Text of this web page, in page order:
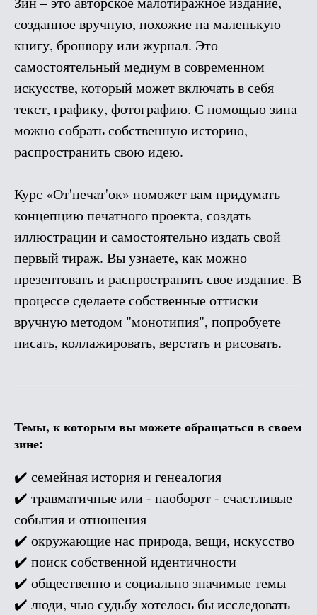
созданное вручную, похожие на маленькую
книгу, брошюру или журнал. Это
самостоятельный медиум в современном
искусстве, который может включать в себя
текст, графику, фотографию. С помощью зина
можно собрать собственную историю,
распространить свою идею.
Курс «От'печат'ок» поможет вам придумать
концепцию печатного проекта, создать
иллюстрации и самостоятельно издать свой
первый тираж. Вы узнаете, как можно
презентовать и распространять свое издание. В
процессе сделаете собственные оттиски
вручную методом "монотипия", попробуете
писать, коллажировать, верстать и рисовать.
Темы, к которым вы можете обращаться в своем
зине:
✔️ семейная история и генеалогия
✔️ травматичные или - наоборот - счастливые
события и отношения
✔️ окружающие нас природа, вещи, искусство
✔️ поиск собственной идентичности
✔️ общественно и социально значимые темы
✔️ люди, чью судьбу хотелось бы исследовать